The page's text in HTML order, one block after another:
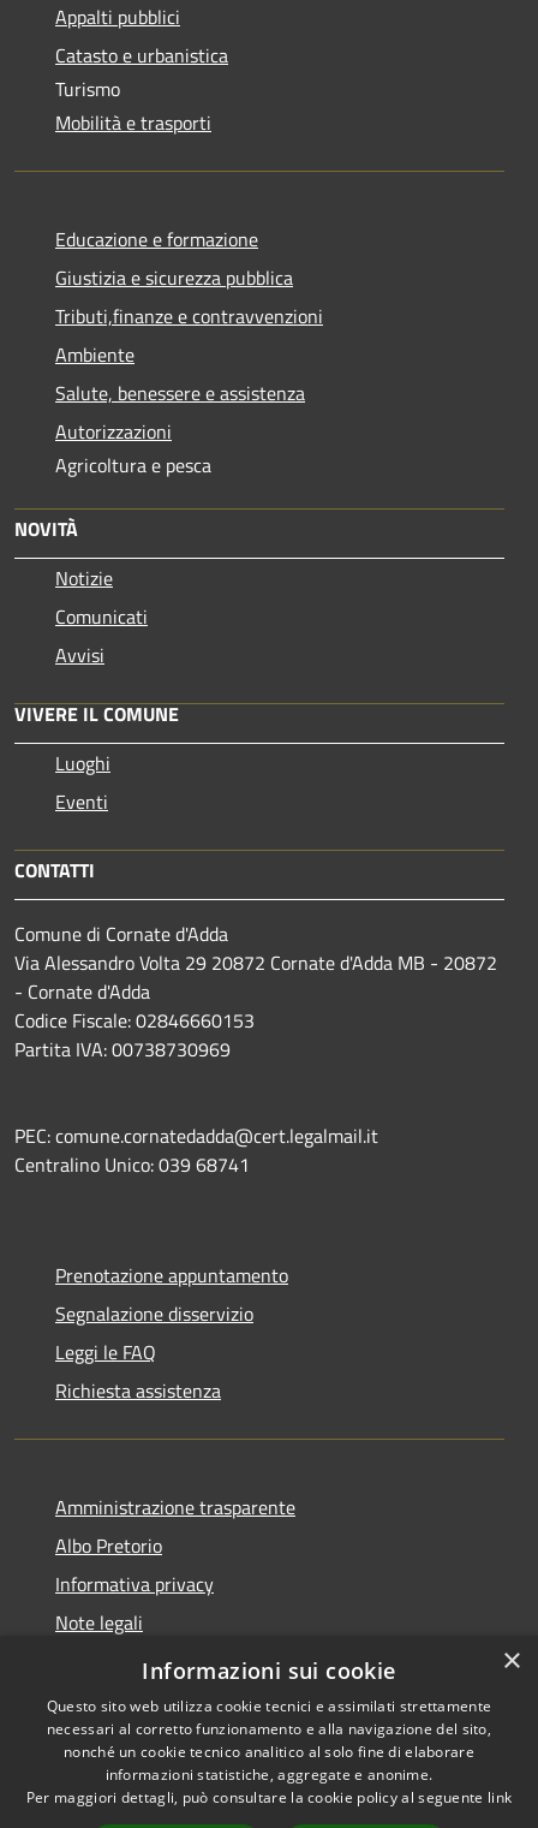
Appalti pubblici
Catasto e urbanistica
Turismo
Mobilità e trasporti
Educazione e formazione
Giustizia e sicurezza pubblica
Tributi,finanze e contravvenzioni
Ambiente
Salute, benessere e assistenza
Autorizzazioni
Agricoltura e pesca
NOVITÀ
Notizie
Comunicati
Avvisi
VIVERE IL COMUNE
Luoghi
Eventi
CONTATTI
Comune di Cornate d'Adda
Via Alessandro Volta 29 20872 Cornate d'Adda MB - 20872
- Cornate d'Adda
Codice Fiscale: 02846660153
Partita IVA: 00738730969
PEC: comune.cornatedadda@cert.legalmail.it
Centralino Unico: 039 68741
Prenotazione appuntamento
Segnalazione disservizio
Leggi le FAQ
Richiesta assistenza
Amministrazione trasparente
Albo Pretorio
Informativa privacy
Note legali
Dichiarazione di accessibilità
Accessibilità
Copyright © 2026 • Città di
Cornate d'Adda • Powered by
×
Informazioni sui cookie
Questo sito web utilizza cookie tecnici e assimilati strettamente
necessari al corretto funzionamento e alla navigazione del sito,
nonché un cookie tecnico analitico al solo fine di elaborare
informazioni statistiche, aggregate e anonime.
Per maggiori dettagli, può consultare la cookie policy al seguente link